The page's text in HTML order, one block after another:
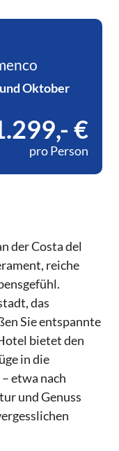
Oktober
€
pro Person
der Costa del
reiche
das
Sie entspannte
bietet den
in die
etwa nach
und Genuss